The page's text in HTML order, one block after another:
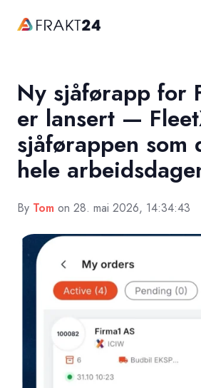
Ny sjåførapp for
er lansert —
sjåførappen som
hele
By Tom on 28. mai 2026, 14:34:43